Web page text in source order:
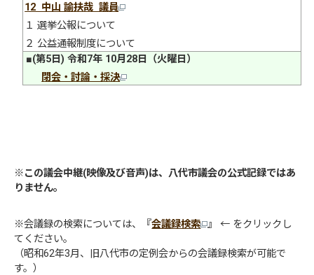
12 中山 諭扶哉 議員
１ 選挙公報について
２ 公益通報制度について
■(第5日) 令和7年 10月28日（火曜日）
閉会・討論・採決
※この議会中継(映像及び音声)は、八代市議会の公式記録ではあ
りません。
※会議録の検索については、 『会議録検索 』
← をクリックし
てください。
（昭和62年3月、旧八代市の定例会からの会議録検索が可能で
す。）